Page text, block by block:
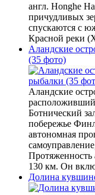
англ. Honghe
причудливых
спускаются с
Красной реки
Аландские
(35 фото)
Аландские
Ботнический
побережье
автономная
Протяженность
130 км. Он
Долина